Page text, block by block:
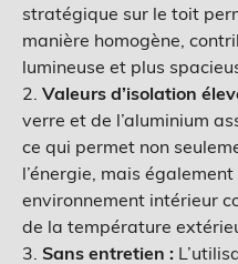
stratégique sur le toit
manière homogène,
lumineuse et plus
2. Valeurs d’isolation
verre et de l’aluminium
ce qui permet non
l’énergie, mais
environnement intérieur
de la température
3. Sans entretien :